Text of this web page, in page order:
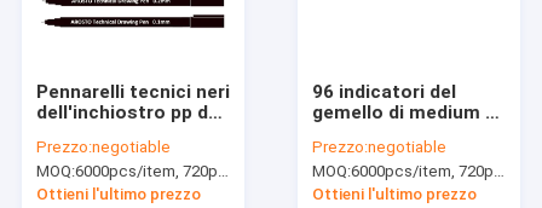
Pennarelli tecnici neri
dell'inchiostro pp del
schizzo o la scrittura
impermeabile
Prezzo:negotiable
MOQ:6000pcs/item, 720pcs/color
Ottieni l'ultimo prezzo
96 indicatori del
gemello di medium di
marcatura di arte
con inchiostro a
base di alcool
Prezzo:negotiable
MOQ:6000pcs/item, 720pcs/color
Ottieni l'ultimo prezzo